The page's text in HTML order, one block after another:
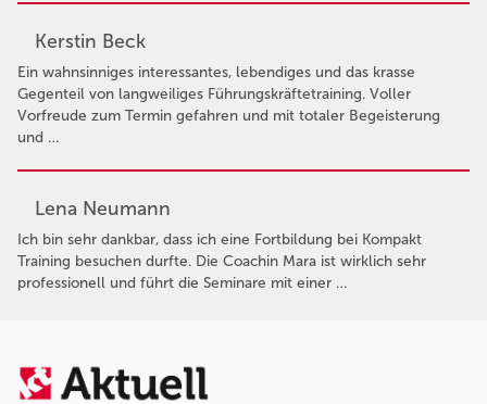
Kerstin Beck
Ein wahnsinniges interessantes, lebendiges und das krasse
Gegenteil von langweiliges Führungskräftetraining. Voller
Vorfreude zum Termin gefahren und mit totaler Begeisterung
und …
Lena Neumann
Ich bin sehr dankbar, dass ich eine Fortbildung bei Kompakt
Training besuchen durfte. Die Coachin Mara ist wirklich sehr
professionell und führt die Seminare mit einer …